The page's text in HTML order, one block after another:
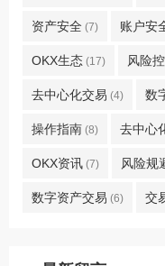
资产安全 (7) 账户安
OKX生态 (17) 风险
去中心化交易 (4) 数
操作指南 (8) 去中心
OKX资讯 (7) 风险规
数字资产交易 (6) 交